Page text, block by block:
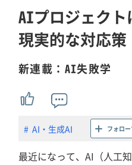
AIプロジェク
現実的な対応策
新連載：AI失敗学
AI・生成AI フォロ
最近になって、AI（人工